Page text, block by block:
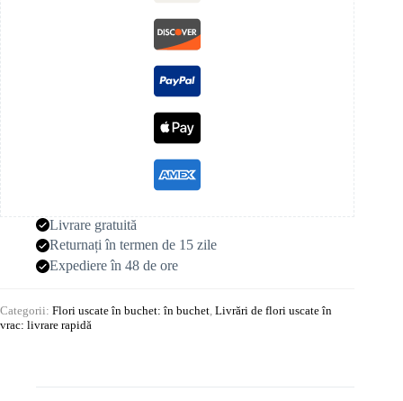
Livrare gratuită
Returnați în termen de 15 zile
Expediere în 48 de ore
Categorii: Flori uscate în buchet: în buchet, Livrări de flori uscate în
vrac: livrare rapidă